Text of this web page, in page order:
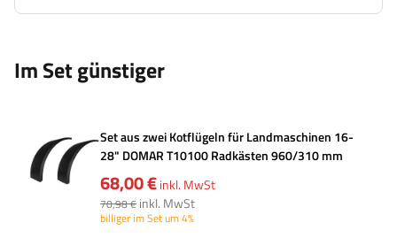
Im Set günstiger
Set aus zwei Kotflügeln für Landmaschinen 16-
28" DOMAR T10100 Radkästen 960/310 mm
68,00 €inkl. MwSt
70,98 € inkl. MwSt
billiger im Set um 4%